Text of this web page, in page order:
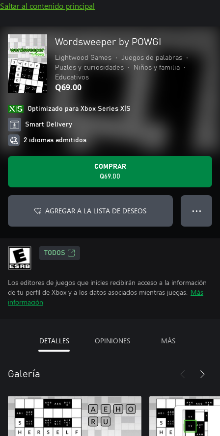
Saltar al contenido principal
Wordsweeper by POWGI
Lightwood Games • Juegos de palabras
•
Puzles y curiosidades
• Niños y familia
•
Educativos
Q69.00
Optimizado para Xbox Series X|S
Smart Delivery
2 idiomas admitidos
COMPRAR
Q69.00
AGREGAR A LA LISTA DE DESEOS ● ● ●
TODOS
Los editores de juegos que inicies recibirán acceso a la información
de tu perfil de Xbox y a los datos asociados mientras juegas. Más
información
DETALLES OPINIONES MÁS
Galería